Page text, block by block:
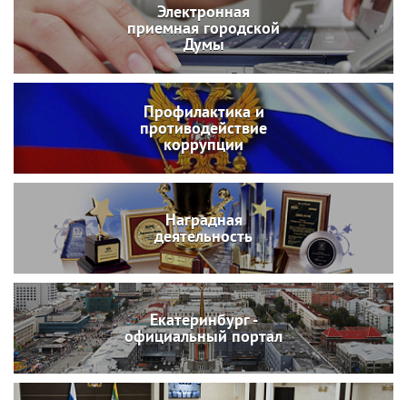
Электронная
приемная городской
Думы
Профилактика и
противодействие
коррупции
Наградная
деятельность
Екатеринбург -
официальный портал